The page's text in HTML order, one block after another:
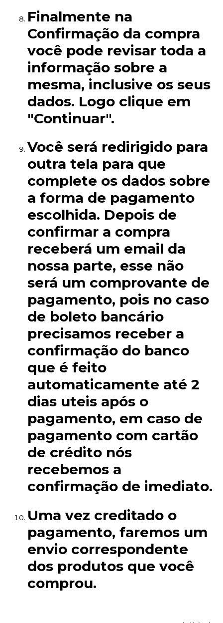
Finalmente na
Confirmação da compra
você pode revisar toda a
informação sobre a
mesma, inclusive os seus
dados. Logo clique em
"Continuar".
Você será redirigido para
outra tela para que
complete os dados sobre
a forma de pagamento
escolhida. Depois de
confirmar a compra
receberá um email da
nossa parte, esse não
será um comprovante de
pagamento, pois no caso
de boleto bancário
precisamos receber a
confirmação do banco
que é feito
automaticamente até 2
dias uteis após o
pagamento, em caso de
pagamento com cartão
de crédito nós
recebemos a
confirmação de imediato.
Uma vez creditado o
pagamento, faremos um
envio correspondente
dos produtos que você
comprou.